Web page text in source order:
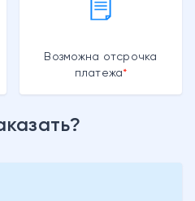
Возможна отсрочка
платежа